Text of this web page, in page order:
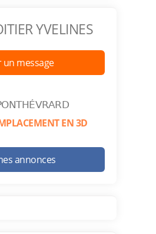
YVELINES
un message
EN 3D
annonces